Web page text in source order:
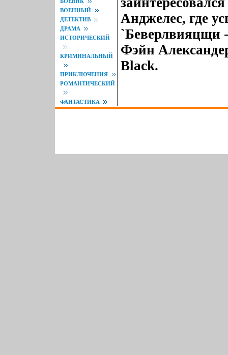
ВОЕННЫЙ
ДЕТЕКТИВ
ДРАМА
ИСТОРИЧЕСКИЙ
КРИМИНАЛЬНЫЙ
ПРИКЛЮЧЕНИЯ
РОМАНТИЧЕСКИЙ
ФАНТАСТИКА
Анджелес, где
`Беверлвияцщи
Фэйн
Black.